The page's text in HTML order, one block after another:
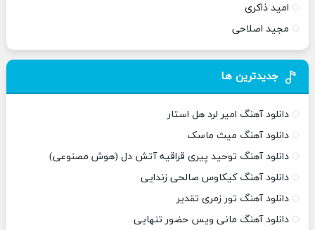
امید ذاکری
مجید اصلاحی
جدیدترین ها
دانلود آهنگ امیر لرد هل استار
دانلود آهنگ میث ماسک
دانلود آهنگ توحید پیری قراقیه آتش دل (هوش مصنوعی)
دانلود آهنگ کیکاوس صالحی زندایی
دانلود آهنگ تور زمری تقدیر
دانلود آهنگ مانی ویس حضور تنهایی